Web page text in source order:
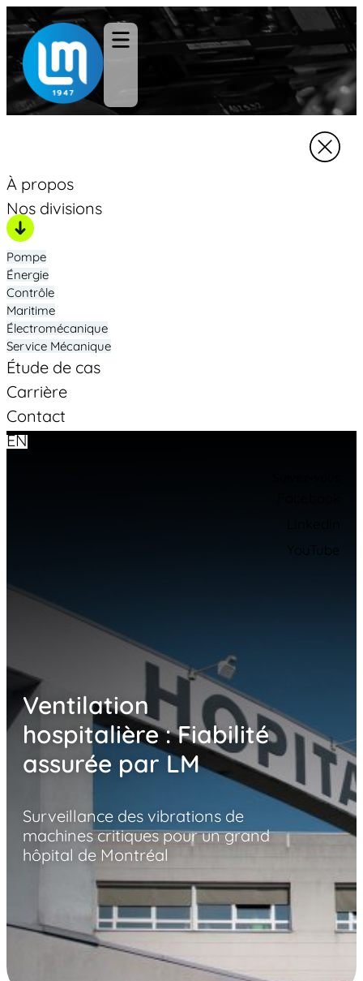
À propos
Nos divisions
Pompe
Énergie
Contrôle
Maritime
Électromécanique
Service Mécanique
Étude de cas
Carrière
Contact
EN
Ventilation
hospitalière : Fiabilité
assurée par LM
Surveillance des vibrations de
machines critiques pour un grand
hôpital de Montréal